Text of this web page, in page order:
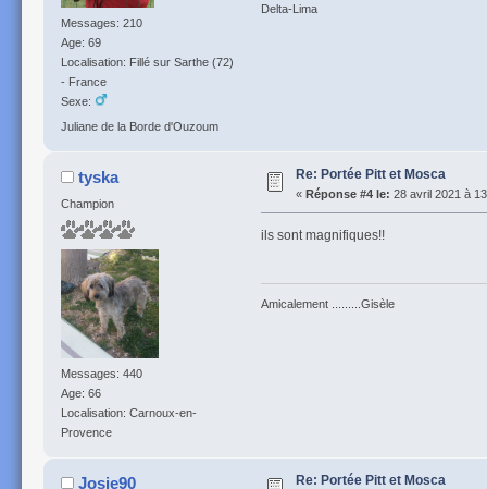
Messages: 210
Age: 69
Localisation: Fillé sur Sarthe (72)
- France
Sexe:
Juliane de la Borde d'Ouzoum
Delta-Lima
tyska
Champion
Messages: 440
Age: 66
Localisation: Carnoux-en-
Provence
Re: Portée Pitt et Mosca
« Réponse #4 le: 28 avril 2021 à
ils sont magnifiques!!
Amicalement .........Gisèle
Josie90 Re: Portée Pitt et Mosca